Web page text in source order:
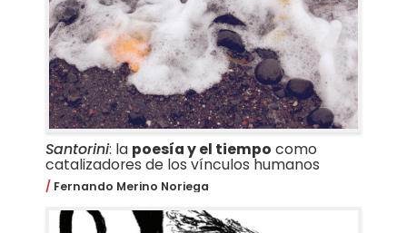
Santorini: la poesía y el tiempo como
catalizadores de los vínculos humanos
Fernando Merino Noriega